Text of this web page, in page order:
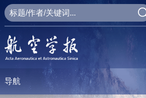
导航